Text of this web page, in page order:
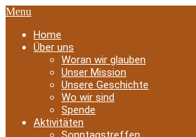
Menu
Home
Über uns
Woran wir glauben
Unser Mission
Unsere Geschichte
Wo wir sind
Spende
Aktivitäten